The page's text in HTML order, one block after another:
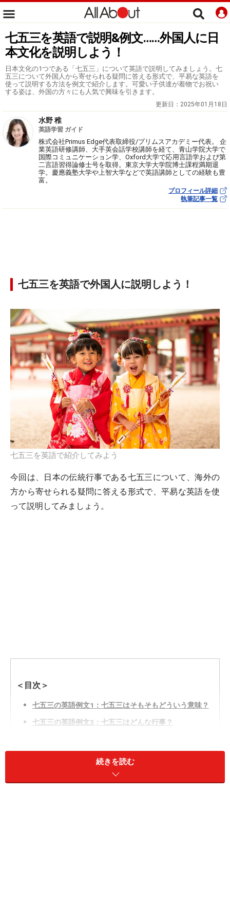
七五三を英語で説明&例文……外国人に日
本文化を説明しよう！
日本文化の1つである「七五三」について英語で説明してみましょう。七
五三について外国人から寄せられる疑問に答える形式で、平易な英語を
使って説明する方法を例文で紹介します。可愛い子供達が着物でお祝い
する姿は、外国の方々にも人気で興味を引きます。
更新日： 2025年01月18日
水野 稚
英語学習 ガイド
株式会社Primus Edge代表取締役/プリムスアカデミー代表。 企
業英語研修講師、大手英会話学校講師を経て、青山学院大学で
国際コミュニケーション学、Oxford大学で応用言語学および第
二言語習得論修士号を取得。東京大学大学院博士課程満期退
学。慶應義塾大学や上智大学などで英語講師としての経験も豊
富。
プロフィール詳細
執筆記事一覧
七五三を英語で外国人に説明しよう！
七五三を英語で紹介してみよう
今回は、日本の伝統行事である七五三について、海外の
方から寄せられる疑問に答える形式で、平易な英語を使
って説明してみましょう。
＜目次＞
七五三の英語例文1：七五三はそもそもどういう意味？
七五三の英語例文2：七五三はどんな行事？
七五三の英語例文4：誰のためのお祝いなの？
七五三の英語例文5：どうやってお祝いするの？
続きを読む